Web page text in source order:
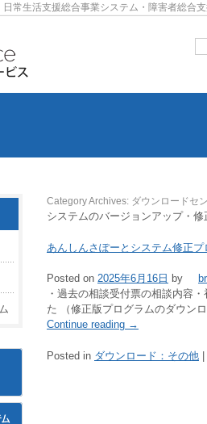
常生活支援総合事業システム・障害者総合
Category Archives: ダウンロードセ
システムのバージョンアップ・修
あんしんさぽーとシステム修正プ
Posted on 2025年6月16日 by
・過去の相談受付票の相談内容
た （修正版プログラムのダウ
Continue reading →
Posted in ダウンロード：その他 |